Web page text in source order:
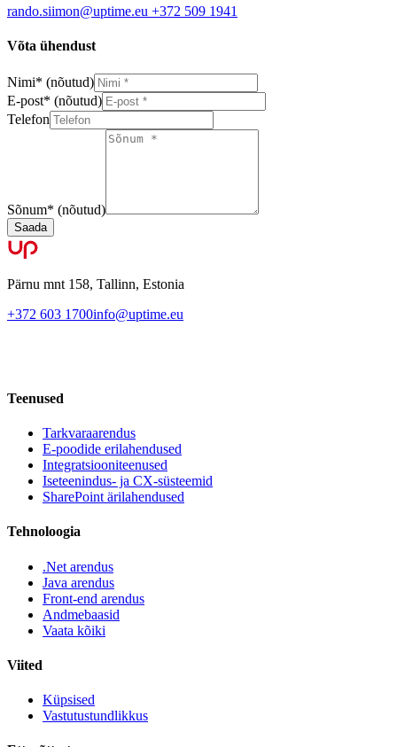
rando.siimon@uptime.eu +372 509 1941
Võta ühendust
Nimi* (nõutud)
E-post* (nõutud)
Telefon
Sõnum* (nõutud)
Saada
Pärnu mnt 158, Tallinn, Estonia
+372 603 1700info@uptime.eu
Teenused
Tarkvaraarendus
E-poodide erilahendused
Integratsiooniteenused
Iseteenindus- ja CX-süsteemid
SharePoint ärilahendused
Tehnoloogia
.Net arendus
Java arendus
Front-end arendus
Andmebaasid
Vaata kõiki
Viited
Küpsised
Vastutustundlikkus